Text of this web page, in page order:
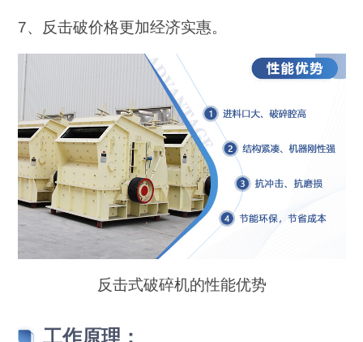
7、反击破价格更加经济实惠。
反击式破碎机的性能优势
工作原理：